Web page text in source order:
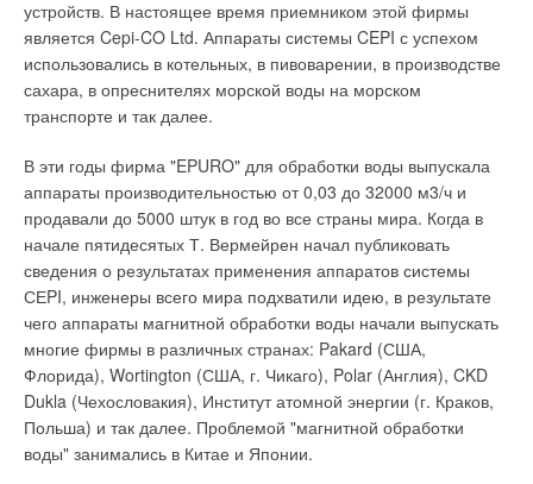
устройств. В настоящее время приемником этой фирмы
является Cepi-CO Ltd. Аппараты системы CEPI с успехом
использовались в котельных, в пивоварении, в производстве
сахара, в опреснителях морской воды на морском
транспорте и так далее.
В эти годы фирма "EPURO" для обработки воды выпускала
аппараты производительностью от 0,03 до 32000 м3/ч и
продавали до 5000 штук в год во все страны мира. Когда в
начале пятидесятых Т. Вермейрен начал публиковать
сведения о результатах применения аппаратов системы
СЕPI, инженеры всего мира подхватили идею, в результате
чего аппараты магнитной обработки воды начали выпускать
многие фирмы в различных странах: Pakard (США,
Флорида), Wortington (США, г. Чикаго), Polar (Англия), CKD
Dukla (Чехословакия), Институт атомной энергии (г. Краков,
Польша) и так далее. Проблемой "магнитной обработки
воды" занимались в Китае и Японии.